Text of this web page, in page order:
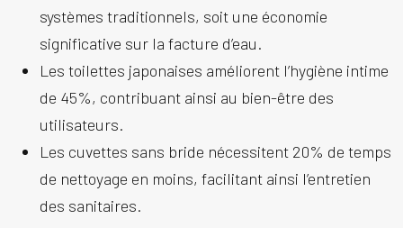
systèmes traditionnels, soit une économie
significative sur la facture d’eau.
Les toilettes japonaises améliorent l’hygiène intime
de 45%, contribuant ainsi au bien-être des
utilisateurs.
Les cuvettes sans bride nécessitent 20% de temps
de nettoyage en moins, facilitant ainsi l’entretien
des sanitaires.